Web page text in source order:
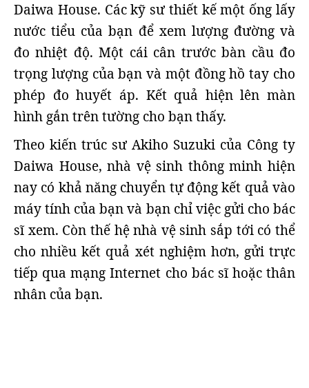
Daiwa House. Các kỹ sư thiết kế một ống lấy
nước tiểu của bạn để xem lượng đường và
đo nhiệt độ. Một cái cân trước bàn cầu đo
trọng lượng của bạn và một đồng hồ tay cho
phép đo huyết áp. Kết quả hiện lên màn
hình gắn trên tường cho bạn thấy.
Theo kiến trúc sư Akiho Suzuki của Công ty
Daiwa House, nhà vệ sinh thông minh hiện
nay có khả năng chuyển tự động kết quả vào
máy tính của bạn và bạn chỉ việc gửi cho bác
sĩ xem. Còn thế hệ nhà vệ sinh sắp tới có thể
cho nhiều kết quả xét nghiệm hơn, gửi trực
tiếp qua mạng Internet cho bác sĩ hoặc thân
nhân của bạn.